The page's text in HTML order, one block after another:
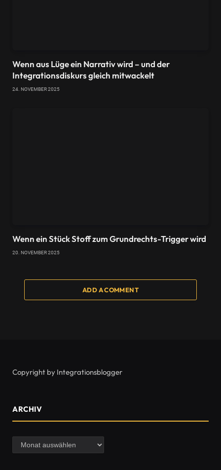
Wenn aus Lüge ein Narrativ wird – und der
Integrationsdiskurs gleich mitwackelt
24. NOVEMBER 2025
Wenn ein Stück Stoff zum Grundrechts-Trigger wird
20. NOVEMBER 2025
ADD A COMMENT
Copyright by Integrationsblogger
ARCHIV
Archiv